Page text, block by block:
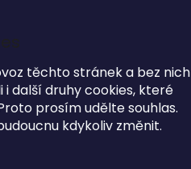
těchto stránek a bez nich
další druhy cookies, které
prosím udělte souhlas.
kdykoliv změnit.
O NÁS